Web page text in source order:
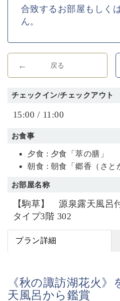
合致するお部屋もしく
ん。
戻る
チェックイン/チェックアウト
15:00 / 11:00
お食事
夕食 : 夕食「萃の膳」
朝食 : 朝食「郷香（さと
お部屋名称
【駒草】 源泉露天風呂
タイプ3階 302
プラン詳細
《秋の諏訪湖花火
天風呂から鑑賞